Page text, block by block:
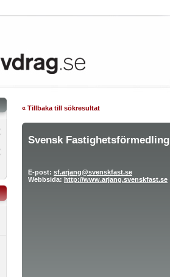
« Tillbaka till sökresultat
Svensk
E-post: sf.arjang@svenskfast.se
Webbsida: http://www.arjang.svenskfast.se